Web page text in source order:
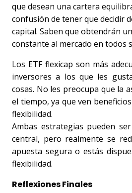
que desean una cartera
confusión de tener que decidir
capital. Saben que obtendrán
constante al mercado en todos
Los ETF flexicap son más
inversores a los que les
cosas. No les preocupa que la
el tiempo, ya que ven
flexibilidad.
Ambas estrategias pueden
central, pero realmente se
apuesta segura o estás
flexibilidad.
Reflexiones Finales